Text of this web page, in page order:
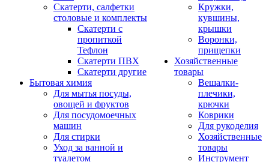
Скатерти, салфетки
столовые и комплекты
Скатерти с
пропиткой
Тефлон
Скатерти ПВХ
Скатерти другие
Бытовая химия
Для мытья посуды,
овощей и фруктов
Для посудомоечных
машин
Для стирки
Уход за ванной и
туалетом
Кружки,
кувшины,
крышки
Воронки,
прищепки
Хозяйственные
товары
Вешалки-
плечики,
крючки
Коврики
Для рукоделия
Хозяйственные
товары
Инструмент